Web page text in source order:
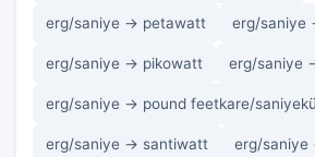
erg/saniye → petawatt erg/saniye
erg/saniye → pikowatt erg/saniye
erg/saniye → pound feetkare/
erg/saniye → santiwatt erg/